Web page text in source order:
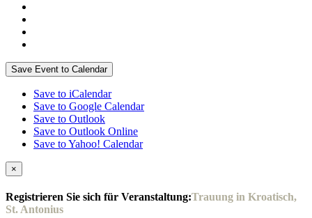
Save Event to Calendar
Save to iCalendar
Save to Google Calendar
Save to Outlook
Save to Outlook Online
Save to Yahoo! Calendar
×
Registrieren Sie sich für Veranstaltung:Trauung in Kroatisch,
St. Antonius